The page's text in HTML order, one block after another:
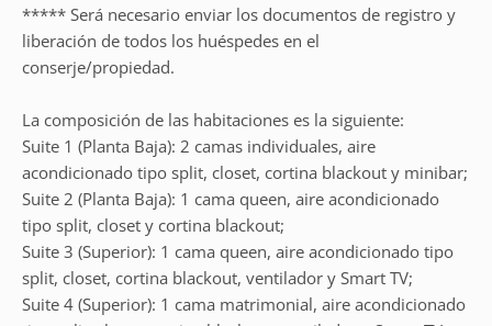
***** Será necesario enviar los documentos de registro y
liberación de todos los huéspedes en el
conserje/propiedad.
La composición de las habitaciones es la siguiente:
Suite 1 (Planta Baja): 2 camas individuales, aire
acondicionado tipo split, closet, cortina blackout y minibar;
Suite 2 (Planta Baja): 1 cama queen, aire acondicionado
tipo split, closet y cortina blackout;
Suite 3 (Superior): 1 cama queen, aire acondicionado tipo
split, closet, cortina blackout, ventilador y Smart TV;
Suite 4 (Superior): 1 cama matrimonial, aire acondicionado